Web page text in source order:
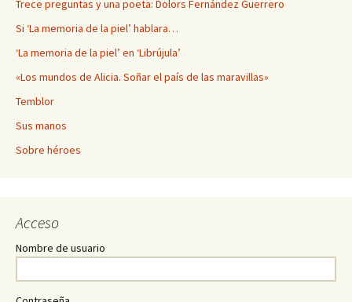
Trece preguntas y una poeta: Dolors Fernández Guerrero
Si ‘La memoria de la piel’ hablara…
‘La memoria de la piel’ en ‘Librújula’
«Los mundos de Alicia. Soñar el país de las maravillas»
Temblor
Sus manos
Sobre héroes
Acceso
Nombre de usuario